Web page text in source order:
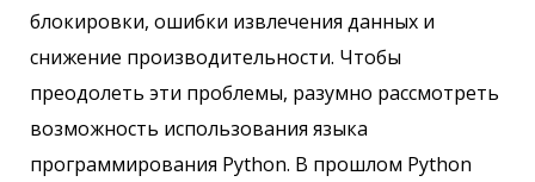
блокировки, ошибки извлечения данных и
снижение производительности. Чтобы
преодолеть эти проблемы, разумно рассмотреть
возможность использования языка
программирования Python. В прошлом Python